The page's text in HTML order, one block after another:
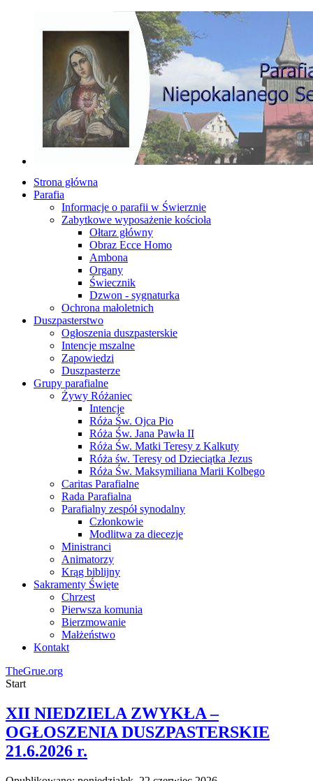
Strona główna
Parafia
Informacje o parafii w Świerznie
Zabytkowe wyposażenie kościoła
Ołtarz główny
Obraz Ecce Homo
Ambona
Organy
Świecznik
Dzwon - sygnaturka
Ochrona małoletnich
Duszpasterstwo
Ogłoszenia duszpasterskie
Intencje mszalne
Zapowiedzi
Duszpasterze
Grupy parafialne
Żywy Różaniec
Intencje
Róża Św. Ojca Pio
Róża Św. Jana Pawła II
Róża Św. Matki Teresy z Kalkuty
Róża św. Teresy od Dzieciątka Jezus
Róża Św. Maksymiliana Marii Kolbego
Caritas Parafialne
Rada Parafialna
Parafialny zespół synodalny
Członkowie
Modlitwa za diecezje
Ministranci
Animatorzy
Krąg biblijny
Sakramenty Święte
Chrzest
Pierwsza komunia
Bierzmowanie
Małżeństwo
Kontakt
TheGrue.org
Start
XII NIEDZIELA ZWYKŁA –
OGŁOSZENIA DUSZPASTERSKIE
21.6.2026 r.